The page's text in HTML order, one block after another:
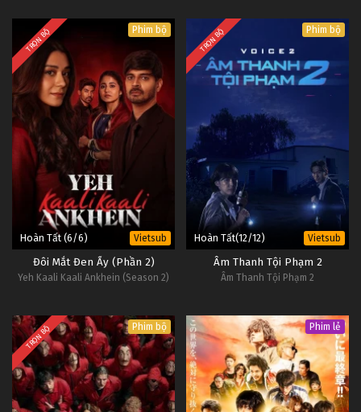
TRỌN BỘ Phim bộ
Hoàn Tất (6/6) Vietsub
Đôi Mắt Đen Ấy (Phần 2)
Yeh Kaali Kaali Ankhein (Season 2)
TRỌN BỘ Phim bộ
Hoàn Tất(12/12) Vietsub
Âm Thanh Tội Phạm 2
Âm Thanh Tội Phạm 2
TRỌN BỘ Phim bộ Phim lẻ